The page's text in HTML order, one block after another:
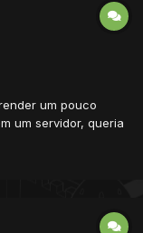
um pouco
um servidor, queria
iniciar pra ter